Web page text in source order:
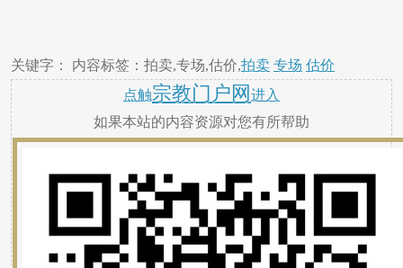
关键字： 内容标签：拍卖,专场,估价,拍卖 专场 估价
点触宗教门户网 进入
如果本站的内容资源对您有所帮助